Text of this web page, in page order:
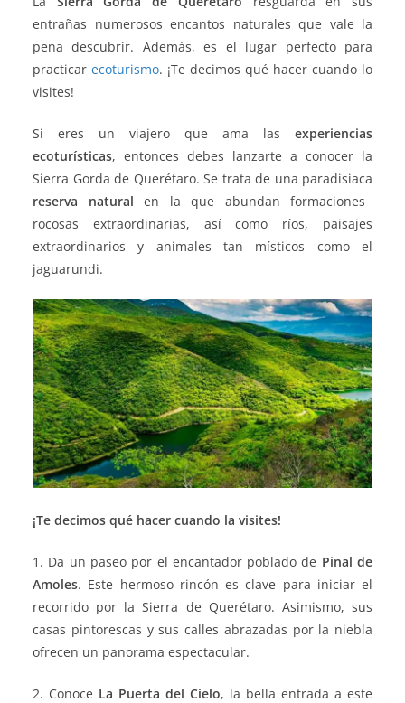
k
entrañas numerosos encantos naturales que vale la
pena descubrir. Además, es el lugar perfecto para
practicar ecoturismo. ¡Te decimos qué hacer cuando lo
visites!
Si eres un viajero que ama las experiencias
ecoturísticas, entonces debes lanzarte a conocer la
Sierra Gorda de Querétaro. Se trata de una paradisiaca
reserva natural en la que abundan formaciones
rocosas extraordinarias, así como ríos, paisajes
extraordinarios y animales tan místicos como el
jaguarundi.
¡Te decimos qué hacer cuando la visites!
1. Da un paseo por el encantador poblado de Pinal de
Amoles. Este hermoso rincón es clave para iniciar el
recorrido por la Sierra de Querétaro. Asimismo, sus
casas pintorescas y sus calles abrazadas por la niebla
ofrecen un panorama espectacular.
2. Conoce La Puerta del Cielo, la bella entrada a este